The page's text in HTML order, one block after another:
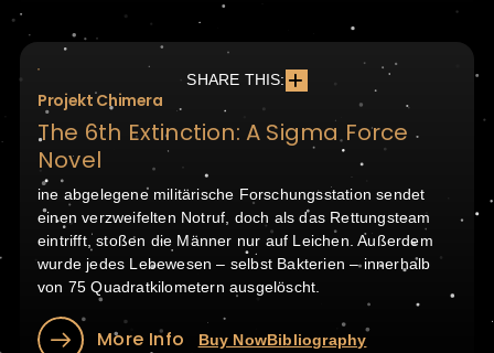
SHARE THIS:
Projekt Chimera
The 6th Extinction: A Sigma Force
Novel
ine abgelegene militärische Forschungsstation sendet
einen verzweifelten Notruf, doch als das Rettungsteam
eintrifft, stoßen die Männer nur auf Leichen. Außerdem
wurde jedes Lebewesen – selbst Bakterien – innerhalb
von 75 Quadratkilometern ausgelöscht.
More Info Buy NowBibliography